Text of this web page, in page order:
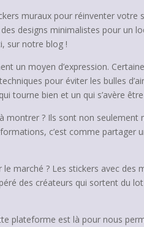
muraux pour réinventer votre
designs minimalistes pour un
sur notre blog !
un moyen d’expression.
pour éviter les bulles
tourne bien et un qui s’avère
montrer ? Ils sont non
c’est comme partager
marché ? Les stickers avec
des créateurs qui sortent du
plateforme est là pour nous